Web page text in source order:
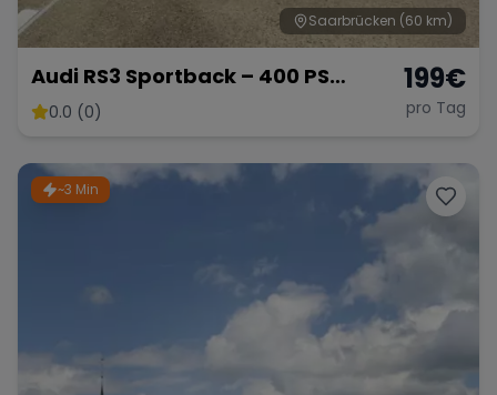
Saarbrücken (60 km)
Audi RS3 Sportback – 400 PS
Kompaktsportler
0.0 (0)
199€
pro Tag
~3 Min